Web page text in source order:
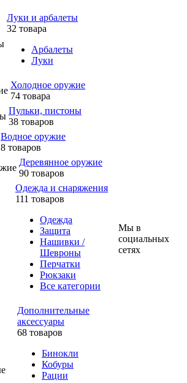
Луки и арбалеты
32 товара
Арбалеты
Луки
Холодное оружие
74 товара
Пульки, пистоны
38 товаров
Водное оружие
8 товаров
Деревянное оружие
90 товаров
Одежда и снаряжения
111 товаров
Одежда
Защита
Нашивки /
Шевроны
Перчатки
Рюкзаки
Все категории
Дополнительные
аксессуары
68 товаров
Бинокли
Кобуры
Рации
Мы в
социальных
сетях